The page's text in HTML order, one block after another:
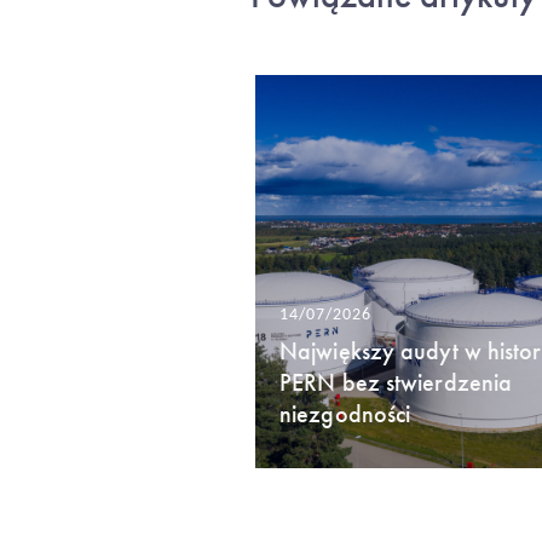
14/07/2026
Największy audyt w
PERN bez stwierdzenia
niezgodności